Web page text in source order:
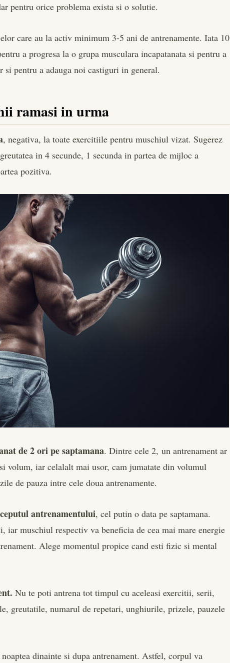
pentru orice problema exista si o solutie.
care au la activ minimum 3-5 ani de antrenamente. Iata 10
a progresa la o grupa musculara incapatanata si pentru a
pentru a adauga noi castiguri in general.
ramasi in urma
, negativa, la toate exercitiile pentru muschiul vizat. Sugerez
in 4 secunde, 1 secunda in partea de mijloc a
pozitiva.
de 2 ori pe saptamana. Dintre cele 2, un antrenament ar
volum, iar celalalt mai usor, cam jumatate din volumul
de pauza intre cele doua antrenamente.
antrenamentului, cel putin o data pe saptamana.
muschiul respectiv va beneficia de cea mai mare energie
Alege momentul propice cand esti fizic si mental
Nu te poti antrena tot timpul cu aceleasi exercitii, serii,
greutatile, numarul de repetari, unghiurile, prizele, pauzele
dinainte si dupa antrenament. Astfel, corpul va